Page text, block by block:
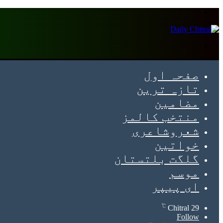
صفحہ اول
تازہ ترین
مضامین
منتخب کالمز
شعروشاعری
خواتین
گلگت بلتستان
موسم
ای پیپر
Chitral 29
℃
Follow